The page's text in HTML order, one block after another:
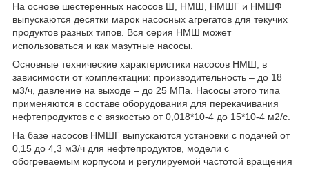
На основе шестеренных насосов Ш, НМШ, НМШГ и НМШФ
выпускаются десятки марок насосных агрегатов для текучих
продуктов разных типов. Вся серия НМШ может
использоваться и как мазутные насосы.
Основные технические характеристики насосов НМШ, в
зависимости от комплектации: производительность – до 18
м3/ч, давление на выходе – до 25 МПа. Насосы этого типа
применяются в составе оборудования для перекачивания
нефтепродуктов с с вязкостью от 0,018*10-4 до 15*10-4 м2/с.
На базе насосов НМШГ выпускаются установки с подачей от
0,15 до 4,3 м3/ч для нефтепродуктов, модели с
обогреваемым корпусом и регулируемой частотой вращения